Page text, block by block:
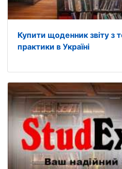
Купити щоденник звіту з
практики в Україні